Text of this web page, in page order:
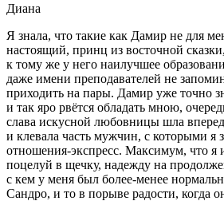
Диана
Я знала, что такие как Дамир не для
настоящий, принц из восточной
к тому же у него наилучшее
даже имени преподавателей не
приходить на пары. Дамир уже точно
и так яро рвётся обладать мною,
слава искусной любовницы шла
и клевала часть мужчин, с которыми я
отношения-экспресс. Максимум, что я
поцелуй в щечку, надежду на
с кем у меня был более-менее
Сандро, и то в порыве радости, когда